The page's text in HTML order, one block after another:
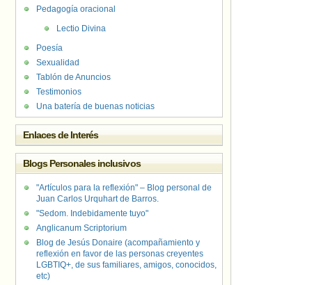
Pedagogía oracional
Lectio Divina
Poesía
Sexualidad
Tablón de Anuncios
Testimonios
Una batería de buenas noticias
Enlaces de Interés
Blogs Personales inclusivos
"Artículos para la reflexión" – Blog personal de
Juan Carlos Urquhart de Barros.
"Sedom. Indebidamente tuyo"
Anglicanum Scriptorium
Blog de Jesús Donaire (acompañamiento y
reflexión en favor de las personas creyentes
LGBTIQ+, de sus familiares, amigos, conocidos,
etc)